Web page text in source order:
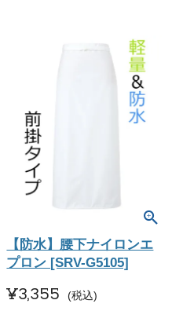
【防水】腰下ナイロンエ
プロン [SRV-G5105]
¥3,355 税込